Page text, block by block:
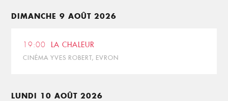
DIMANCHE 9 AOÛT 2026
19:00 LA CHALEUR
CINÉMA YVES ROBERT, EVRON
LUNDI 10 AOÛT 2026